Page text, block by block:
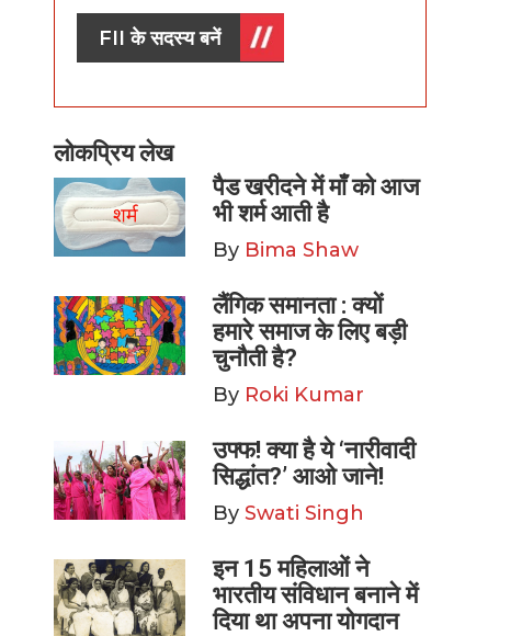
FII के सदस्य बनें
लोकप्रिय लेख
पैड खरीदने में माँ को आज
भी शर्म आती है
By Bima Shaw
लैंगिक समानता : क्यों
हमारे समाज के लिए बड़ी
चुनौती है?
By Roki Kumar
उफ्फ! क्या है ये ‘नारीवादी
सिद्धांत?’ आओ जाने!
By Swati Singh
इन 15 महिलाओं ने
भारतीय संविधान बनाने में
दिया था अपना योगदान